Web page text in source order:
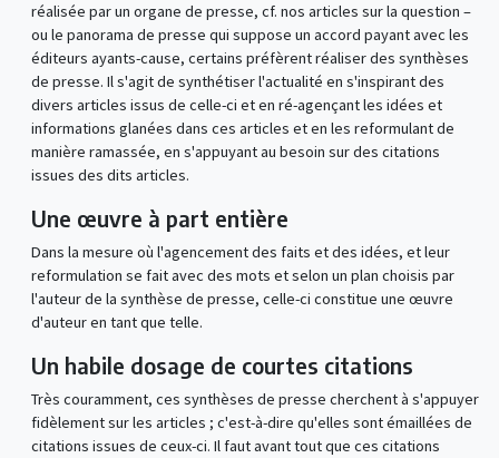
réalisée par un organe de presse, cf. nos articles sur la question –
ou le panorama de presse qui suppose un accord payant avec les
éditeurs ayants-cause, certains préfèrent réaliser des synthèses
de presse. Il s'agit de synthétiser l'actualité en s'inspirant des
divers articles issus de celle-ci et en ré-agençant les idées et
informations glanées dans ces articles et en les reformulant de
manière ramassée, en s'appuyant au besoin sur des citations
issues des dits articles.
Une œuvre à part entière
Dans la mesure où l'agencement des faits et des idées, et leur
reformulation se fait avec des mots et selon un plan choisis par
l'auteur de la synthèse de presse, celle-ci constitue une œuvre
d'auteur en tant que telle.
Un habile dosage de courtes citations
Très couramment, ces synthèses de presse cherchent à s'appuyer
fidèlement sur les articles ; c'est-à-dire qu'elles sont émaillées de
citations issues de ceux-ci. Il faut avant tout que ces citations